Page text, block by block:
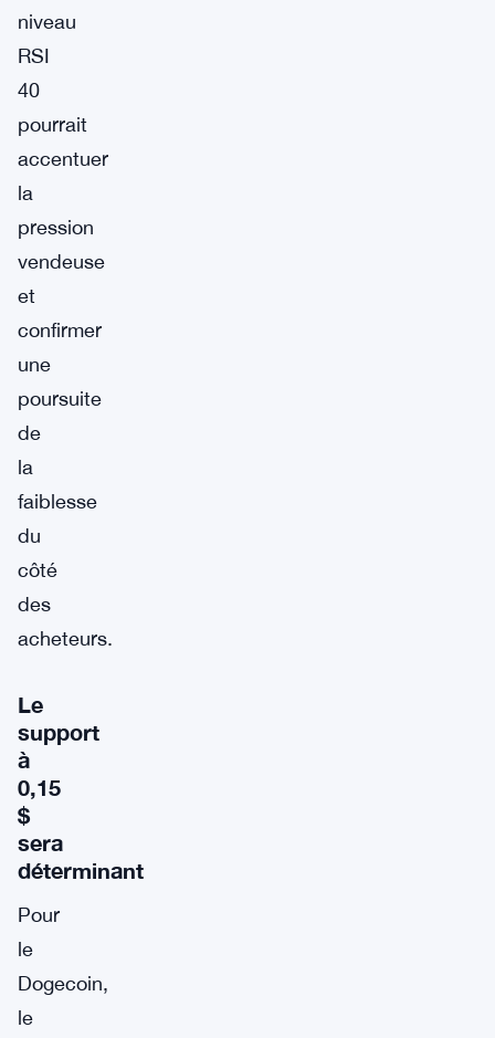
niveau
RSI
40
pourrait
accentuer
la
pression
vendeuse
et
confirmer
une
poursuite
de
la
faiblesse
du
côté
des
acheteurs.
Le
support
à
0,15
$
sera
déterminant
Pour
le
Dogecoin,
le